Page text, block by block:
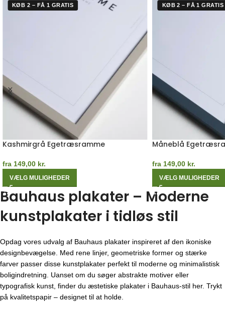
KØB 2 – FÅ 1 GRATIS
Kashmirgrå Egetræsramme
fra 149,00 kr.
VÆLG MULIGHEDER
KØB 2 – FÅ 1 GRATIS
Måneblå
fra 149,00 kr.
VÆLG MULIGHEDER
Bauhaus plakater – Moderne
kunstplakater i tidløs stil
Opdag vores udvalg af Bauhaus plakater inspireret af den ikoniske
designbevægelse. Med rene linjer, geometriske former og stærke
farver passer disse kunstplakater perfekt til moderne og minimalistisk
boligindretning. Uanset om du søger abstrakte motiver eller
typografisk kunst, finder du æstetiske plakater i Bauhaus-stil her. Trykt
på kvalitetspapir – designet til at holde.